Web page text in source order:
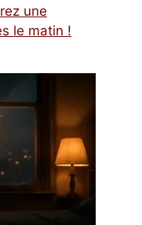
une
le matin !